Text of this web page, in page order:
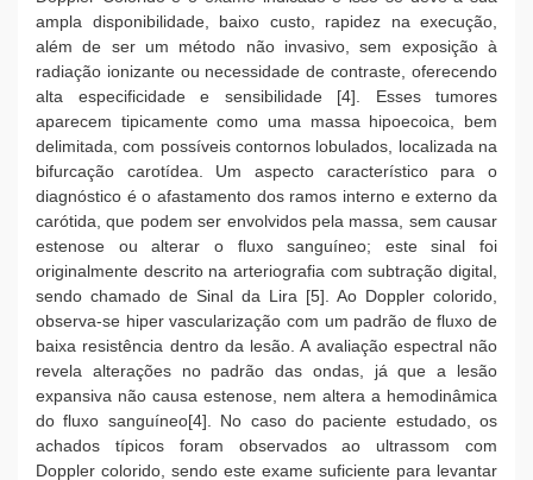
ampla disponibilidade, baixo custo, rapidez na execução,
além de ser um método não invasivo, sem exposição à
radiação ionizante ou necessidade de contraste, oferecendo
alta especificidade e sensibilidade [4]. Esses tumores
aparecem tipicamente como uma massa hipoecoica, bem
delimitada, com possíveis contornos lobulados, localizada na
bifurcação carotídea. Um aspecto característico para o
diagnóstico é o afastamento dos ramos interno e externo da
carótida, que podem ser envolvidos pela massa, sem causar
estenose ou alterar o fluxo sanguíneo; este sinal foi
originalmente descrito na arteriografia com subtração digital,
sendo chamado de Sinal da Lira [5]. Ao Doppler colorido,
observa-se hiper vascularização com um padrão de fluxo de
baixa resistência dentro da lesão. A avaliação espectral não
revela alterações no padrão das ondas, já que a lesão
expansiva não causa estenose, nem altera a hemodinâmica
do fluxo sanguíneo[4]. No caso do paciente estudado, os
achados típicos foram observados ao ultrassom com
Doppler colorido, sendo este exame suficiente para levantar